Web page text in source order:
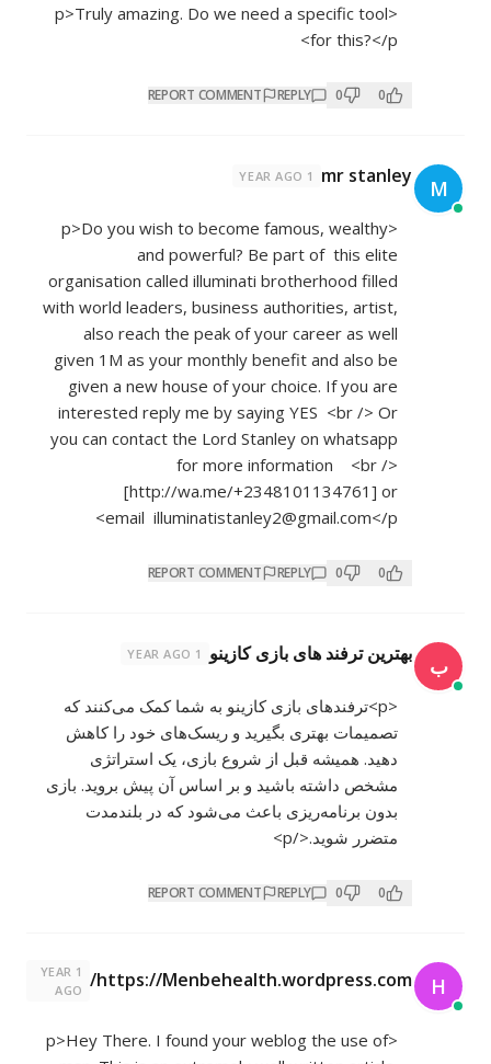
<p>Truly amazing. Do we need a specific tool
for this?</p>
0
0
REPLY
REPORT COMMENT
M
mr stanley
1 YEAR AGO
<p>Do you wish to become famous, wealthy
and powerful? Be part of this elite
organisation called illuminati brotherhood filled
with world leaders, business authorities, artist,
also reach the peak of your career as well
given 1M as your monthly benefit and also be
given a new house of your choice. If you are
interested reply me by saying YES <br /> Or
you can contact the Lord Stanley on whatsapp
for more information <br />
[http://wa.me/+2348101134761] or
email illuminatistanley2@gmail.com</p>
0
0
REPLY
REPORT COMMENT
ب بهترین ترفند های بازی کازینو 1 YEAR AGO
<p>ترفندهای بازی کازینو به شما کمک می‌کنند که
تصمیمات بهتری بگیرید و ریسک‌های خود را کاهش
دهید. همیشه قبل از شروع بازی، یک استراتژی
مشخص داشته باشید و بر اساس آن پیش بروید. بازی
بدون برنامه‌ریزی باعث می‌شود که در بلندمدت
متضرر شوید.</p>
0
0
REPLY
REPORT COMMENT
H
https://Menbehealth.wordpress.com/
1 YEAR
AGO
<p>Hey There. I found your weblog the use of